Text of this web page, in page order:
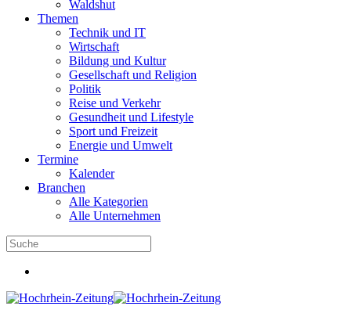
Waldshut
Themen
Technik und IT
Wirtschaft
Bildung und Kultur
Gesellschaft und Religion
Politik
Reise und Verkehr
Gesundheit und Lifestyle
Sport und Freizeit
Energie und Umwelt
Termine
Kalender
Branchen
Alle Kategorien
Alle Unternehmen